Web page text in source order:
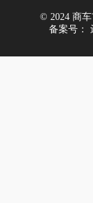
© 2024 商车
备案号：